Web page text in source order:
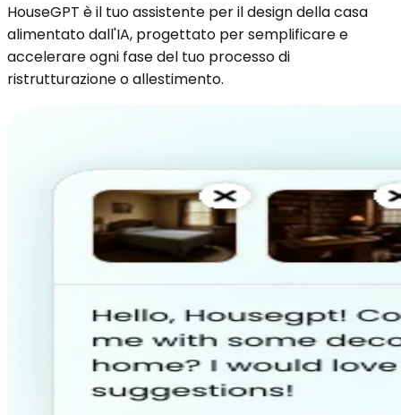
HouseGPT è il tuo assistente per il design della casa
alimentato dall'IA, progettato per semplificare e
accelerare ogni fase del tuo processo di
ristrutturazione o allestimento.